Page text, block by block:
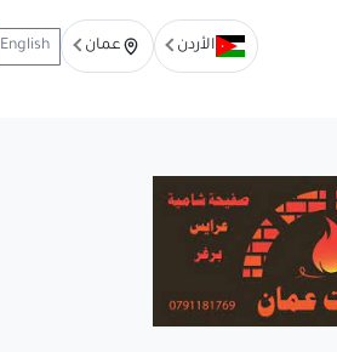
الأردن عمان English